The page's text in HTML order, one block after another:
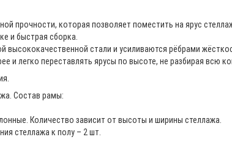
прочности, которая позволяет поместить на ярус
и быстрая сборка.
высококачественной стали и усиливаются рёбрами
и легко переставлять ярусы по высоте, не разбирая всю
Состав рамы:
Количество зависит от высоты и ширины стеллажа.
стеллажа к полу – 2 шт.